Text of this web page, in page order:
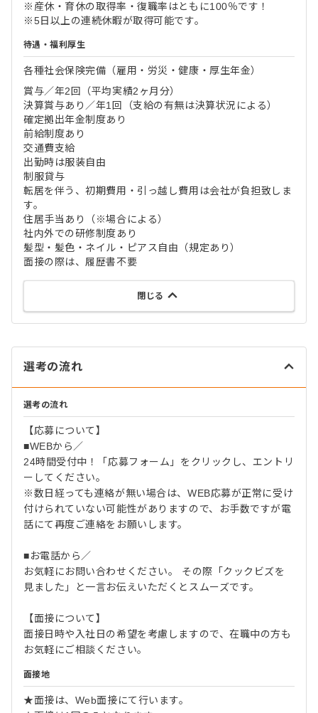
※産休・育休の取得率・復職率はともに100％です！
※5日以上の連続休暇が取得可能です。
待遇・福利厚生
各種社会保険完備（雇用・労災・健康・厚生年金）
賞与／年2回（平均実績2ヶ月分）
決算賞与あり／年1回（支給の有無は決算状況による）
確定拠出年金制度あり
前給制度あり
交通費支給
出勤時は服装自由
制服貸与
転居を伴う、初期費用・引っ越し費用は会社が負担致しま
す。
住居手当あり（※場合による）
社内外での研修制度あり
髪型・髪色・ネイル・ピアス自由（規定あり）
面接の際は、履歴書不要
閉じる
選考の流れ
選考の流れ
【応募について】
■WEBから／
24時間受付中！「応募フォーム」をクリックし、エントリ
ーしてください。
※数日経っても連絡が無い場合は、WEB応募が正常に受け
付けられていない可能性がありますので、お手数ですが電
話にて再度ご連絡をお願いします。
■お電話から／
お気軽にお問い合わせください。 その際「クックビズを
見ました」と一言お伝えいただくとスムーズです。
【面接について】
面接日時や入社日の希望を考慮しますので、在職中の方も
お気軽にご相談ください。
面接地
★面接は、Web面接にて行います。